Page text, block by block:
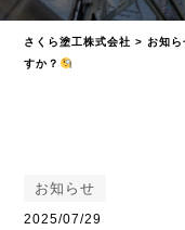
さくら塗工株式会社 > お知ら
すか？
お知らせ
2025/07/29